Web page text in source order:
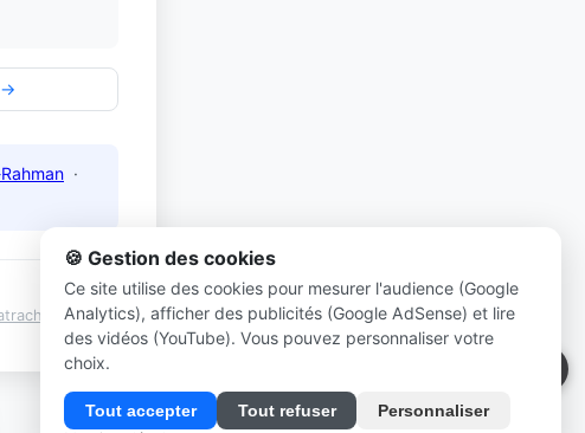
→
·
🍪 Gestion des cookies
Ce site utilise des cookies pour mesurer l'audience (Google
Analytics), afficher des publicités (Google AdSense) et lire
des vidéos (YouTube). Vous pouvez personnaliser votre
choix.
Tout accepter Tout refuser Personnaliser